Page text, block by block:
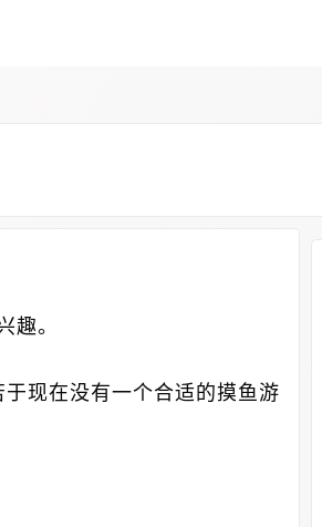
趣。
现在没有一个合适的摸鱼游